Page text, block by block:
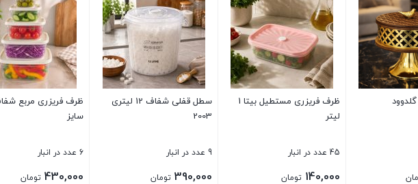
ظرف فریزری مربع شفاف بیتا 5
تومان
سطل دسته دار ادنا سایز 12
تومان
بشقاب خورشت اوپال سفید
تومان